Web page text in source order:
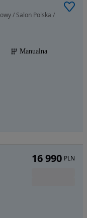
/ Salon Polska /
Manualna
16 990 PLN